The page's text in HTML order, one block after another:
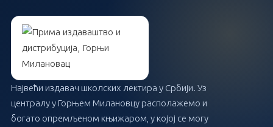
Највећи издавач школских лектира у Србији. Уз
централу у Горњем Милановцу располажемо и
богато опремљеном књижаром, у којој се могу